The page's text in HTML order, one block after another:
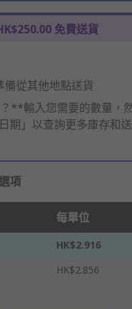
免費送貨
備從其他地點送貨
**輸入您需要的數量，
期」以查詢更多庫存和
項
每單位
HK$2.916
HK$2.856